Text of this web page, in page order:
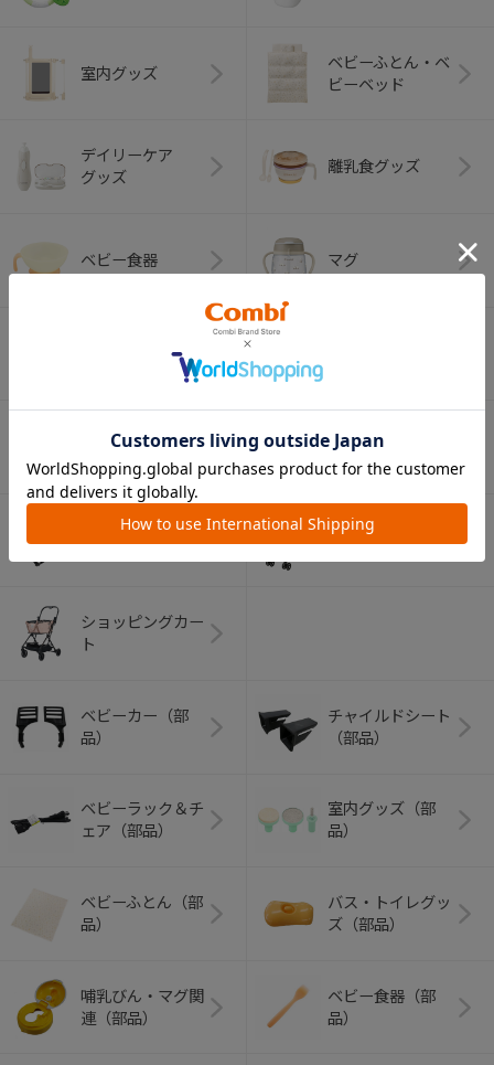
室内グッズ
ベビーふとん・ベ
ビーベッド
デイリーケア
グッズ
離乳食グッズ
ベビー食器 マグ
オーラルケア
ベビートイ
アウトドアグッズ
ペット用品
ショッピングカー
ト
ベビーカー（部
品）
チャイルドシート
（部品）
ベビーラック＆チ
ェア（部品）
室内グッズ（部
品）
ベビーふとん（部
品）
バス・トイレグッ
ズ（部品）
哺乳びん・マグ関
連（部品）
ベビー食器（部
品）